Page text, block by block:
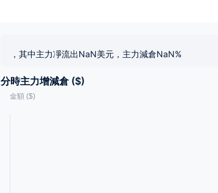
，其中主力凈流出NaN美元，主力減倉NaN%
分時主力增減倉 ($)